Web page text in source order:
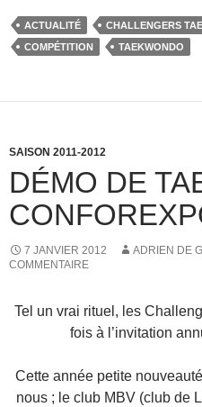
c
e
o
k
st
o
o
ail ta
g
ACTUALITÉ CHALLENGERS
COMPÉTITION
TAEKWONDO
SAISON 2011-2012
DÉMO DE
7 JANVIER 2012 ADRIEN DE
COMMENTAIRE
Tel un vrai rituel, les
fois à l’invitation
Cette année petite
nous ; le club MBV (club de